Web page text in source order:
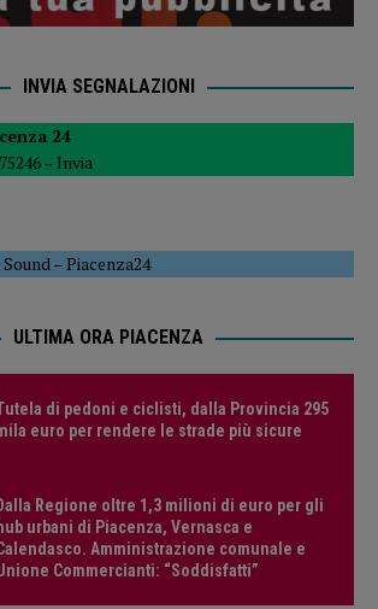
INVIA SEGNALAZIONI
24
– Invia
–Piacenza24
ULTIMA ORA PIACENZA
di pedoni e ciclisti, dalla Provincia 295
euro per rendere le strade più sicure
Dalla Regione oltre 1,3 milioni di euro per gli
hub urbani di Piacenza, Vernasca e
Amministrazione comunale e
Commercianti: “Soddisfatti”